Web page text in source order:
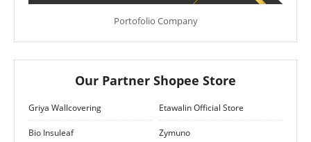
Portofolio Company
Our Partner Shopee Store
Griya Wallcovering Etawalin Official Store
Bio Insuleaf Zymuno